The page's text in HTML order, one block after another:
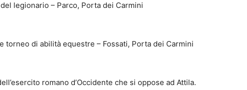
legionario – Parco, Porta dei Carmini
torneo di abilità equestre – Fossati, Porta dei Carmini
romano d’Occidente che si oppose ad Attila.